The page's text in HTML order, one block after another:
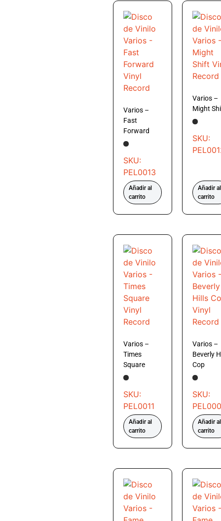
Varios –
Fast
Forward
SKU:
PEL0013
Añadir al
carrito
Varios –
Might
SKU:
Añadir al
carrito
Varios –
Times
Square
SKU:
PEL0011
Añadir al
carrito
Varios –
Beverly
Cop
SKU:
Añadir al
carrito